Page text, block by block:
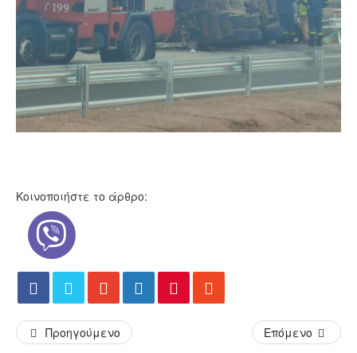
Κοινοποιήστε το άρθρο:
Προηγούμενο Επόμενο